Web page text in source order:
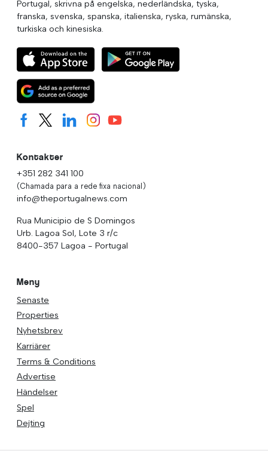
Portugal, skrivna på engelska, nederländska, tyska,
franska, svenska, spanska, italienska, ryska, rumänska,
turkiska och kinesiska.
Kontakter
+351 282 341 100
(Chamada para a rede fixa nacional)
info@theportugalnews.com
Rua Municipio de S Domingos
Urb. Lagoa Sol, Lote 3 r/c
8400-357 Lagoa - Portugal
Meny
Senaste
Properties
Nyhetsbrev
Karriärer
Terms & Conditions
Advertise
Händelser
Spel
Dejting